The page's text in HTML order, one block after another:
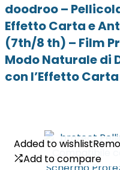
doodroo –
Effetto Carta e
(7th/8 th) – Film
Modo Naturale di
con l’Effetto Carta
Added to wishlist
Add to compare
Added to wishlist
Add to compare